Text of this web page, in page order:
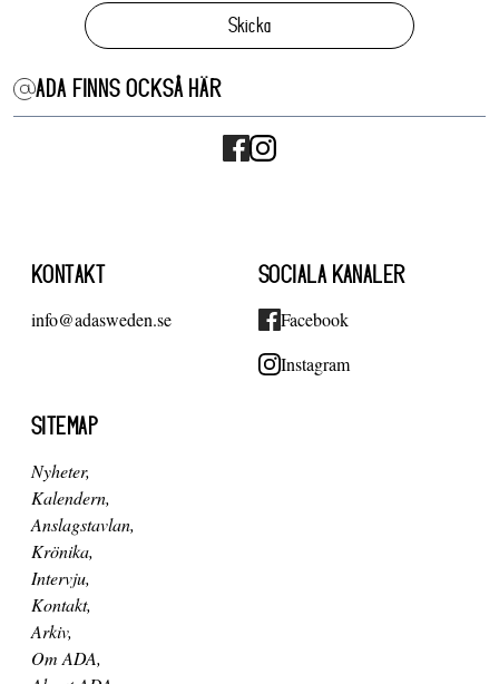
Skicka
ADA FINNS OCKSÅ HÄR
KONTAKT
info@adasweden.se
SOCIALA KANALER
Facebook
Instagram
SITEMAP
Nyheter
Kalendern
Anslagstavlan
Krönika
Intervju
Kontakt
Arkiv
Om ADA